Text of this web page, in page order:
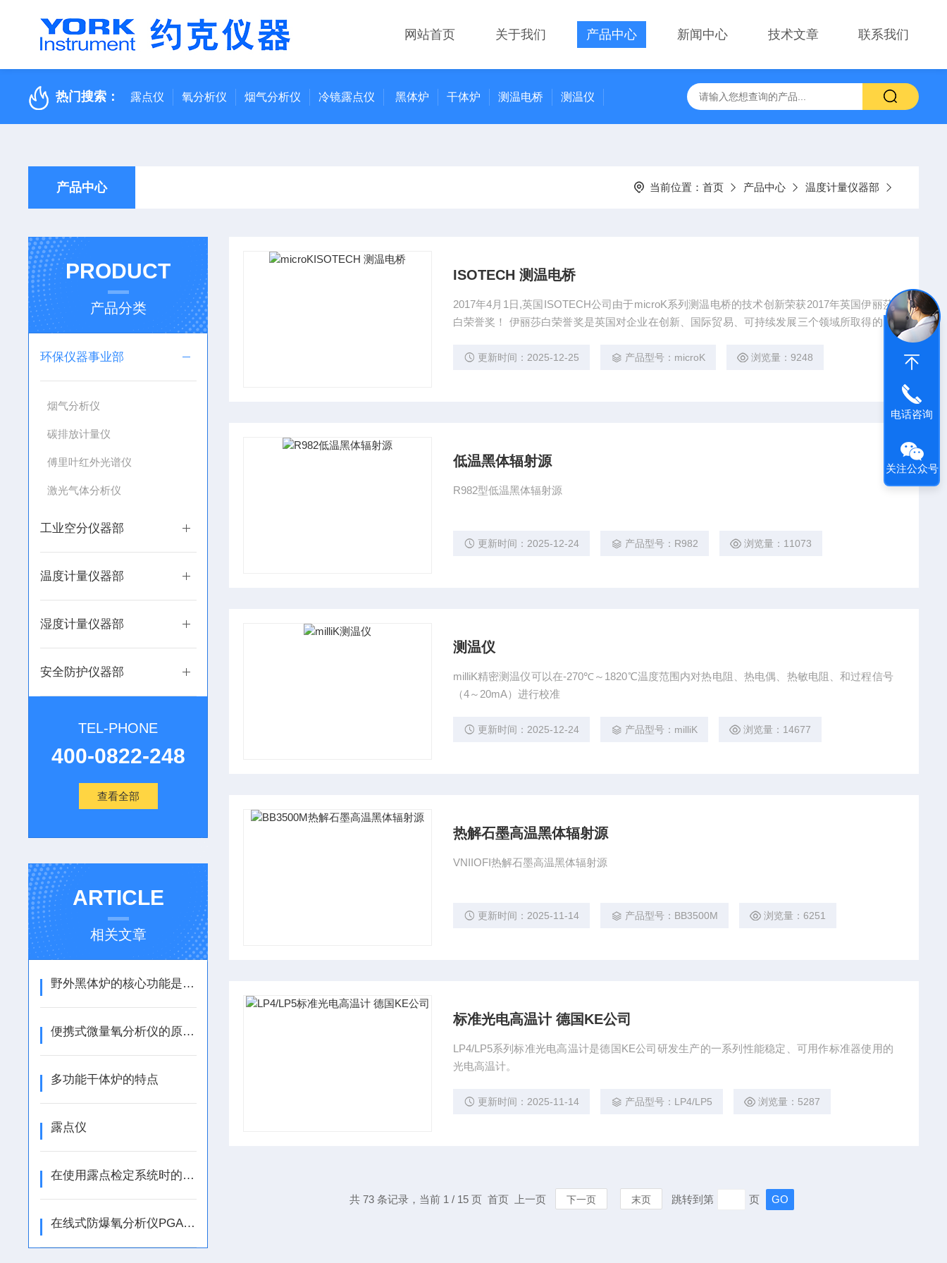
网站首页 关于我们 产品中心 新闻中心 技术文章 联系我们
热门搜索： 露点仪 氧分析仪 烟气分析仪 冷镜露点仪 黑体炉 干体炉 测温电桥 测温仪
产品中心 当前位置： 首页 产品中心 温度计量仪器部
PRODUCT
产品分类
环保仪器事业部
烟气分析仪
碳排放计量仪
傅里叶红外光谱仪
激光气体分析仪
工业空分仪器部
温度计量仪器部
湿度计量仪器部
安全防护仪器部
TEL-PHONE
400-0822-248
查看全部
ARTICLE
相关文章
野外黑体炉的核心功能是模拟理想黑体辐射特性
便携式微量氧分析仪的原理和应用
多功能干体炉的特点
露点仪
在使用露点检定系统时的注意事项分享
在线式防爆氧分析仪PGA500-Ex，解决测量气体中氧含量问题
ISOTECH 测温电桥
2017年4月1日,英国ISOTECH公司由于microK系列测温电桥的技术创新荣获2017年英国伊丽莎
白荣誉奖！ 伊丽莎白荣誉奖是英国对企业在创新、国际贸易、可持续发展三个领域所取得的成
每年仅有数量很少的企业能够荣获此项殊荣。
更新时间：2025-12-25 产品型号：microK 浏览量：9248
低温黑体辐射源
R982型低温黑体辐射源
更新时间：2025-12-24 产品型号：R982 浏览量：11073
测温仪
milliK精密测温仪可以在-270℃～1820℃温度范围内对热电阻、热电偶、热敏电阻、和过程信号
（4～20mA）进行校准
更新时间：2025-12-24 产品型号：milliK 浏览量：14677
热解石墨高温黑体辐射源
VNIIOFI热解石墨高温黑体辐射源
更新时间：2025-11-14 产品型号：BB3500M 浏览量：6251
标准光电高温计 德国KE公司
LP4/LP5系列标准光电高温计是德国KE公司研发生产的一系列性能稳定、可用作标准器使用的
光电高温计。
更新时间：2025-11-14 产品型号：LP4/LP5 浏览量：5287
共 73 条记录，当前 1 / 15 页 首页 上一页 下一页 末页 跳转到第 页
电话咨询
关注公众号